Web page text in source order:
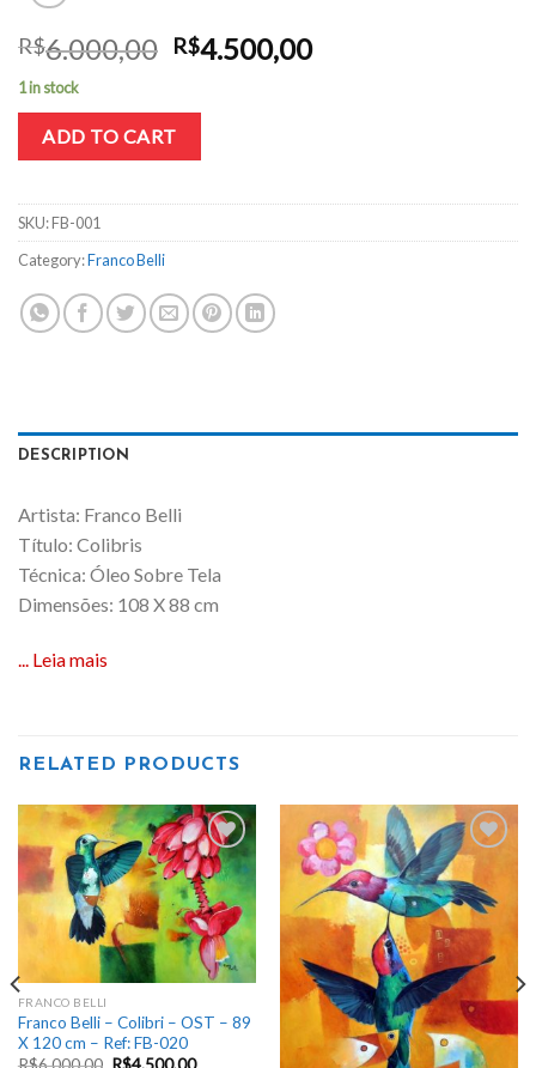
R$6.000,00 R$4.500,00
1 in stock
ADD TO CART
SKU:FB-001
Category:Franco Belli
DESCRIPTION
Artista: Franco Belli
Título: Colibris
Técnica: Óleo Sobre Tela
Dimensões: 108 X 88 cm
... Leia mais
RELATED PRODUCTS
Add
to
wishlist
FRANCO BELLI
Franco Belli – Colibri – OST – 89
X 120 cm – Ref: FB-020
to
wishlist